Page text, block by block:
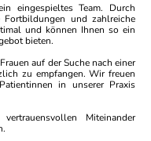
eingespieltes Team. Durch
und zahlreiche
und können Ihnen so ein
bieten.
auf der Suche nach einer
zu empfangen. Wir freuen
in unserer Praxis
Miteinander